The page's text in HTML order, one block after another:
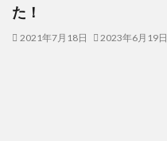
た！
2021年7月18日 2023年6月19日